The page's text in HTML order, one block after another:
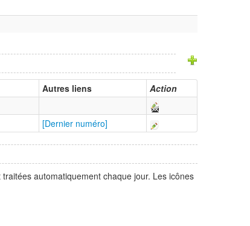
Autres liens
Action
[Dernier numéro]
automatiquement chaque jour. Les icônes